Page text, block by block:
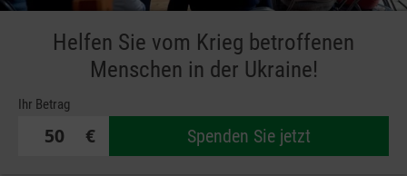
Helfen Sie vom Krieg betroffenen
Menschen in der Ukraine!
Ihr Betrag
€ Spenden Sie jetzt